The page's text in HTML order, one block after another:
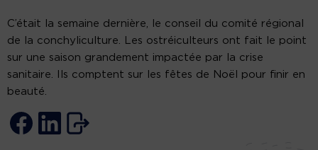
C’était la semaine dernière, le conseil du comité régional
de la conchyliculture. Les ostréiculteurs ont fait le point
sur une saison grandement impactée par la crise
sanitaire. Ils comptent sur les fêtes de Noël pour finir en
beauté.